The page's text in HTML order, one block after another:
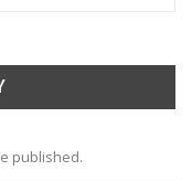
published.